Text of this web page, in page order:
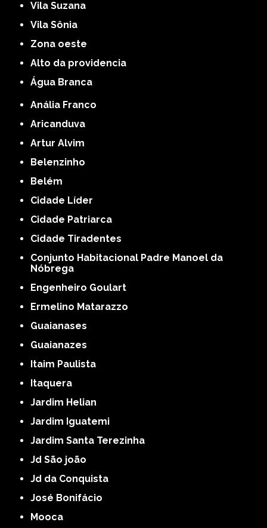
Vila Suzana
Vila Sônia
Zona oeste
alto da providencia
Água Branca
Anália Franco
Aricanduva
Artur Alvim
Belenzinho
Belém
Cidade Líder
Cidade Patriarca
Cidade Tiradentes
Conjunto Habitacional Padre Manoel da
Nóbrega
Engenheiro Goulart
Ermelino Matarazzo
Guaianases
Guaianazes
Itaim Paulista
Itaquera
Jardim Helian
Jardim Iguatemi
Jardim Santa Terezinha
Jd São joão
Jd da Conquista
José Bonifácio
Mooca